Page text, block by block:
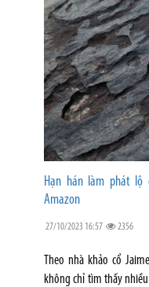
Hạn hán làm phát lộ
Amazon
27/10/2023 16:57 2356
Theo nhà khảo cổ
không chỉ tìm thấy